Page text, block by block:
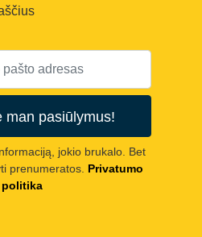
man pasiūlymus!
jokio brukalo. Bet
prenumeratos. Privatumo
politika